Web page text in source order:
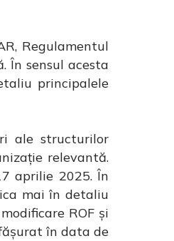
Regulamentul
În sensul acesta
principalele
ale structurilor
relevantă.
aprilie 2025. În
mai în detaliu
ROF și
în data de